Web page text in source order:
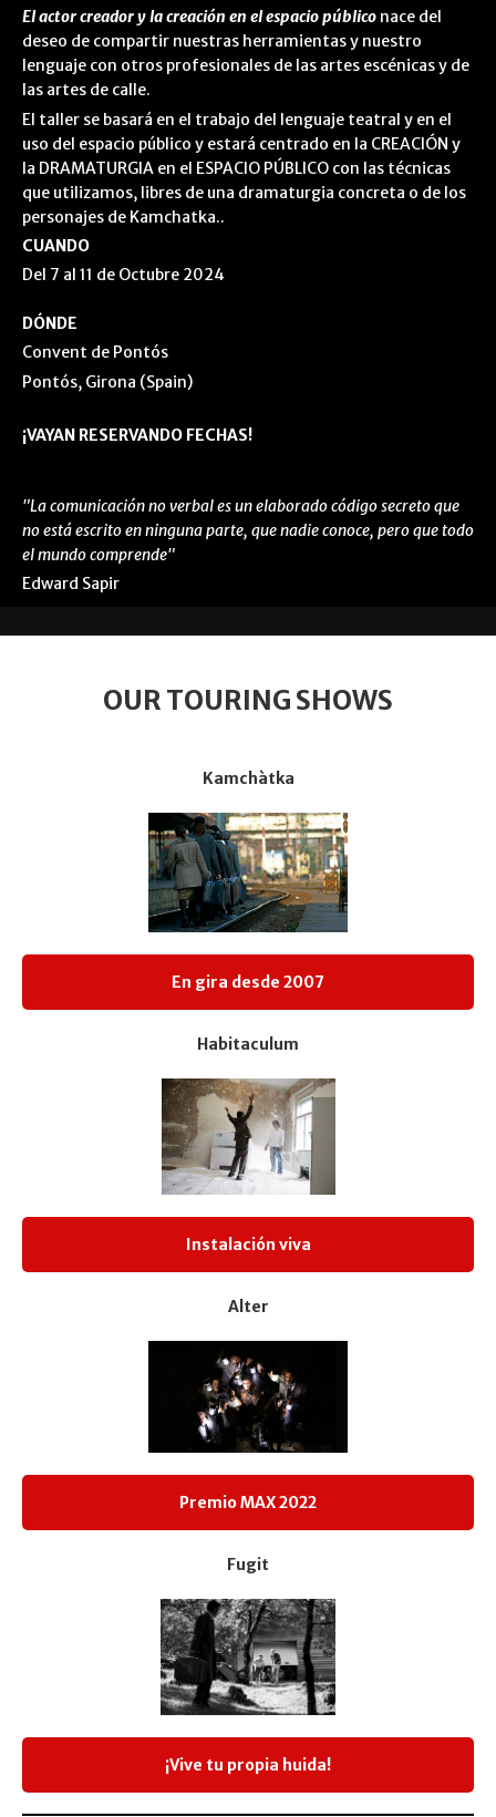
El actor creador y la creación en el espacio público nace del
deseo de compartir nuestras herramientas y nuestro
lenguaje con otros profesionales de las artes escénicas y de
las artes de calle.
El taller se basará en el trabajo del lenguaje teatral y en el
uso del espacio público y estará centrado en la CREACIÓN y
la DRAMATURGIA en el ESPACIO PÚBLICO con las técnicas
que utilizamos, libres de una dramaturgia concreta o de los
personajes de Kamchatka..
CUANDO
Del 7 al 11 de Octubre 2024
DÓNDE
Convent de Pontós
Pontós, Girona (Spain)
¡VAYAN RESERVANDO FECHAS!
"La comunicación no verbal es un elaborado código secreto que
no está escrito en ninguna parte, que nadie conoce, pero que todo
el mundo comprende"
Edward Sapir
OUR TOURING SHOWS
Kamchàtka
En gira desde 2007
Habitaculum
Instalación viva
Alter
Premio MAX 2022
Fugit
¡Vive tu propia huida!